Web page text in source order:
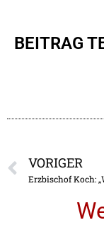
BEITRAG
VORIGER